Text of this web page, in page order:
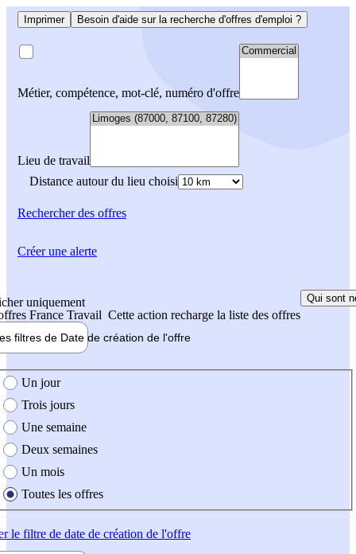
Imprimer Besoin d'aide sur la recherche d'offres d'emploi ?
Métier, compétence, mot-clé, numéro d'offre
Lieu de travail
Distance autour du lieu choisi
Rechercherdes offres
uniquement
France Travail Cette action recharge la liste des offres
Qui sont
filtres de Date de création de l'offre
création de l'offre
Un jour
Trois jours
Une semaine
Deux semaines
Un mois
Toutes les offres
le filtre de date de création de l'offre
Créer une alerte